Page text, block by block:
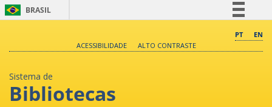
BRASIL
Comunica BR
PT
EN
ACESSIBILIDADE
ALTO CONTRASTE
Sistema de
Bibliotecas